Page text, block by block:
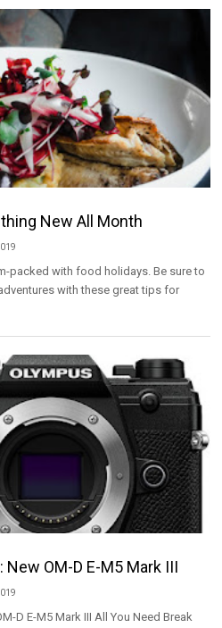
New All Month
packed with food holidays. Be sure to
with these great tips for
OM-D E-M5 Mark III
D E-M5 Mark III All You Need Break